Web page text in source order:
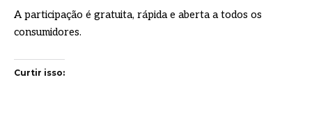
A participação é gratuita, rápida e aberta a todos os
consumidores.
Curtir isso: